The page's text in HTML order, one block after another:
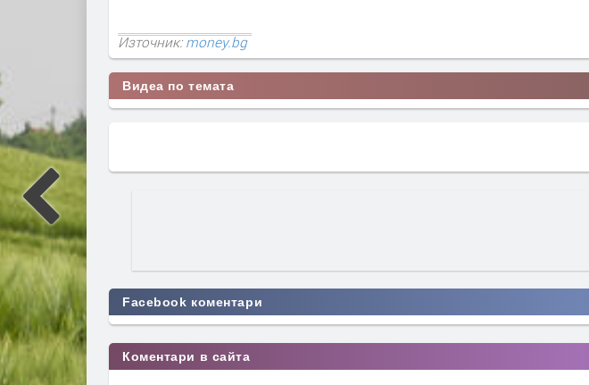
Източник:money.bg
Видеа по темата
Facebook коментари
Коментари в сайта